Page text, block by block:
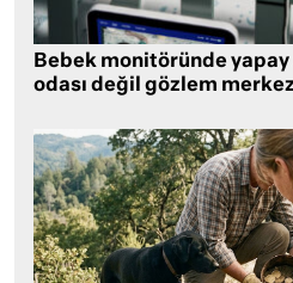
Bebek monitöründe yapay
odası değil gözlem